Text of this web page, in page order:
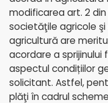
modificarea art. 2 din
societăţile agricole
agricultură are
acordare a sprijinului
aspectul condițiilor
solicitant. Astfel,
plăţi în cadrul